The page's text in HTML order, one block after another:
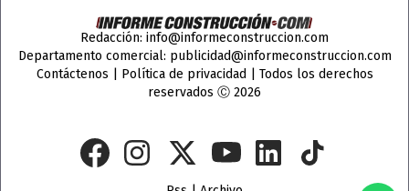
Redacción: info@informeconstruccion.com
Departamento comercial: publicidad@informeconstruccion.com
Contáctenos
Política de privacidad | Todos los derechos
reservados Ⓒ 2026